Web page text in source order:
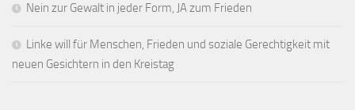
Nein zur Gewalt in jeder Form, JA zum Frieden
Linke will für Menschen, Frieden und soziale Gerechtigkeit mit
neuen Gesichtern in den Kreistag